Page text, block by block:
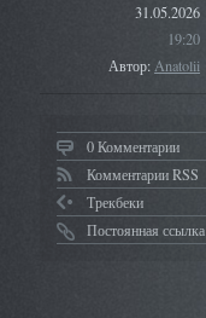
31.05.2026
19:20
Автор:Anatolii
0 Комментарии
Комментарии RSS
Трекбеки
Постоянная ссылка